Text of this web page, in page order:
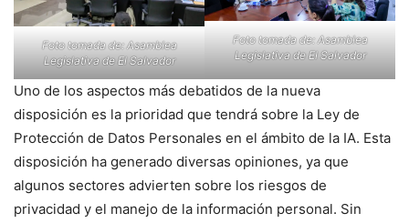
Foto tomada de: Asamblea
Legislativa de El Salvador
Foto tomada de: Asamblea
Legislativa de El Salvador
Uno de los aspectos más debatidos de la nueva
disposición es la prioridad que tendrá sobre la Ley de
Protección de Datos Personales en el ámbito de la IA. Esta
disposición ha generado diversas opiniones, ya que
algunos sectores advierten sobre los riesgos de
privacidad y el manejo de la información personal. Sin